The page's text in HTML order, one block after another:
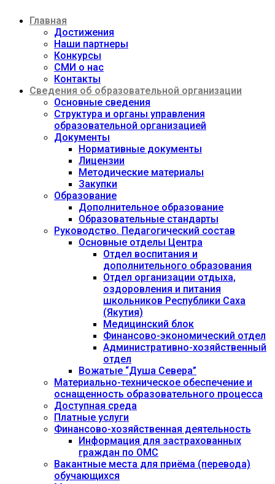
содержимому
Главная
Достижения
Наши партнеры
Конкурсы
СМИ о нас
Контакты
Сведения об образовательной организации
Основные сведения
Структура и органы управления
образовательной организацией
Документы
Нормативные документы
Лицензии
Методические материалы
Закупки
Образование
Дополнительное образование
Образовательные стандарты
Руководство. Педагогический состав
Основные отделы Центра
Отдел воспитания и
дополнительного образования
Отдел организации отдыха,
оздоровления и питания
школьников Республики Саха
(Якутия)
Медицинский блок
Финансово-экономический отдел
Административно-хозяйственный
отдел
Вожатые “Душа Севера”
Материально-техническое обеспечение и
оснащенность образовательного процесса
Доступная среда
Платные услуги
Финансово-хозяйственная деятельность
Информация для застрахованных
граждан по ОМС
Вакантные места для приёма (перевода)
обучающихся